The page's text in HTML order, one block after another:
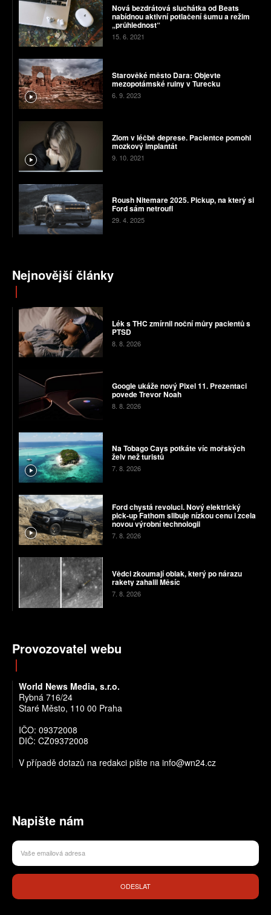
Nová bezdrátová sluchátka od Beats
nabídnou aktivní potlačení šumu a režim
„průhlednost“
15. 6. 2021
Starověké město Dara: Objevte
mezopotámské ruiny v Turecku
6. 9. 2023
Zlom v léčbě deprese. Pacientce pomohl
mozkový implantát
9. 10. 2021
Roush Nitemare 2025. Pickup, na který si
Ford sám netroufl
29. 4. 2025
Nejnovější články
Lék s THC zmírnil noční můry pacientů s
PTSD
8. 8. 2026
Google ukáže nový Pixel 11. Prezentaci
povede Trevor Noah
8. 8. 2026
Na Tobago Cays potkáte víc mořských
želv než turistů
7. 8. 2026
Ford chystá revoluci. Nový elektrický
pick-up Fathom slibuje nízkou cenu i zcela
novou výrobní technologii
7. 8. 2026
Vědci zkoumají oblak, který po nárazu
rakety zahalil Měsíc
7. 8. 2026
Provozovatel webu
World News Media, s.r.o.
Rybná 716/24
Staré Město, 110 00 Praha
IČO: 09372008
DIČ: CZ09372008
V případě dotazů na redakci pište na info@wn24.cz
Napište nám
ODESLAT